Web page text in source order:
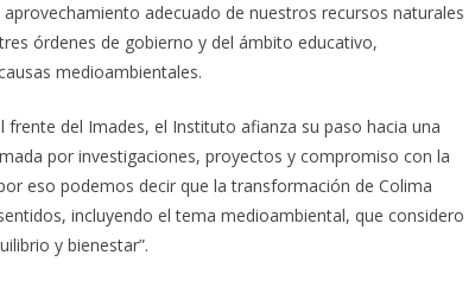
adecuado de nuestros recursos naturales
órdenes de gobierno y del ámbito educativo,
medioambientales.
frente del Imades, el Instituto afianza su paso hacia una
por investigaciones, proyectos y compromiso con la
eso podemos decir que la transformación de Colima
incluyendo el tema medioambiental, que considero
y bienestar”.